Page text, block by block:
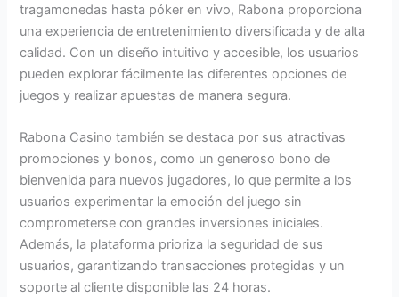
tragamonedas hasta póker en vivo, Rabona proporciona
una experiencia de entretenimiento diversificada y de alta
calidad. Con un diseño intuitivo y accesible, los usuarios
pueden explorar fácilmente las diferentes opciones de
juegos y realizar apuestas de manera segura.
Rabona Casino también se destaca por sus atractivas
promociones y bonos, como un generoso bono de
bienvenida para nuevos jugadores, lo que permite a los
usuarios experimentar la emoción del juego sin
comprometerse con grandes inversiones iniciales.
Además, la plataforma prioriza la seguridad de sus
usuarios, garantizando transacciones protegidas y un
soporte al cliente disponible las 24 horas.